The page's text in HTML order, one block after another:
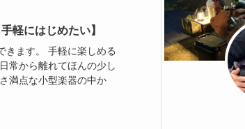
軽にはじめたい】
きます。 手軽に楽しめる
常から離れてほんの少し
満点な小型楽器の中か